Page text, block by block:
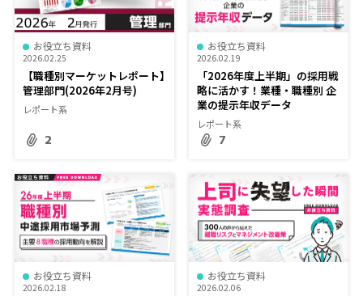
お役立ち資料
2026.02.25
【職種別マーケットレポート】
管理部門(2026年2月号)
レポート系
2
お役立ち資料
2026.02.19
「2026年度上半期」の採用戦
略に活かす！業種・職種別 企
業の提示年収データ
レポート系
7
お役立ち資料
2026.02.18
お役立ち資料
2026.02.06